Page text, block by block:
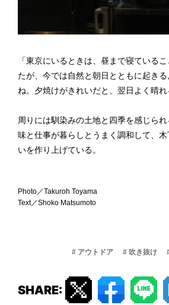
「東京にいるときは、昼まで寝ている
たが、今では自然と朝日とともに起き
ね。夕焼けがきれいだと、翌日よく晴れ
周りには馴染みの土地と四季を感じら
味と仕事が暮らしとうまく調和して、
いを作り上げている。
Photo／Takuroh Toyama
Text／Shoko Matsumoto
# アウトドア # 吹き抜け
SHARE: